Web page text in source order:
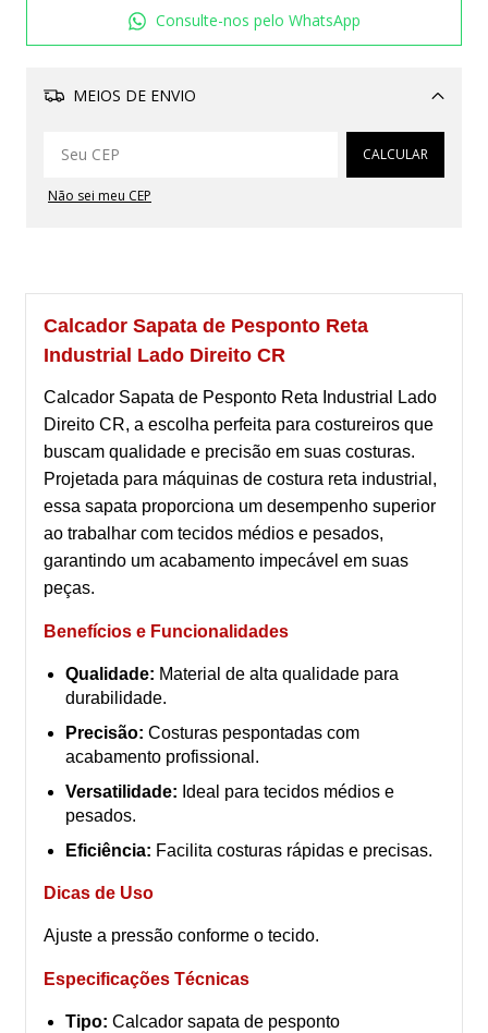
Consulte-nos pelo WhatsApp
MEIOS DE ENVIO
Alterar CEP
CALCULAR
Não sei meu CEP
Calcador Sapata de Pesponto Reta
Industrial Lado Direito CR
Calcador Sapata de Pesponto Reta Industrial Lado
Direito CR, a escolha perfeita para costureiros que
buscam qualidade e precisão em suas costuras.
Projetada para máquinas de costura reta industrial,
essa sapata proporciona um desempenho superior
ao trabalhar com tecidos médios e pesados,
garantindo um acabamento impecável em suas
peças.
Benefícios e Funcionalidades
Qualidade: Material de alta qualidade para
durabilidade.
Precisão: Costuras pespontadas com
acabamento profissional.
Versatilidade: Ideal para tecidos médios e
pesados.
Eficiência: Facilita costuras rápidas e precisas.
Dicas de Uso
Ajuste a pressão conforme o tecido.
Especificações Técnicas
Tipo: Calcador sapata de pesponto